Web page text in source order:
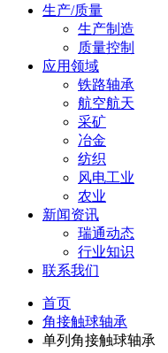
生产/质量
生产制造
质量控制
应用领域
铁路轴承
航空航天
采矿
冶金
纺织
风电工业
农业
新闻资讯
瑞通动态
行业知识
联系我们
首页
角接触球轴承
单列角接触球轴承